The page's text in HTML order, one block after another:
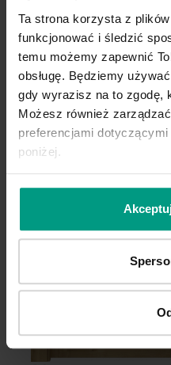
Ta strona korzysta z
funkcjonować i śledzić
temu możemy zapewnić
obsługę. Będziemy
gdy wyrazisz na to zgodę,
Możesz również
preferencjami
poniżej.